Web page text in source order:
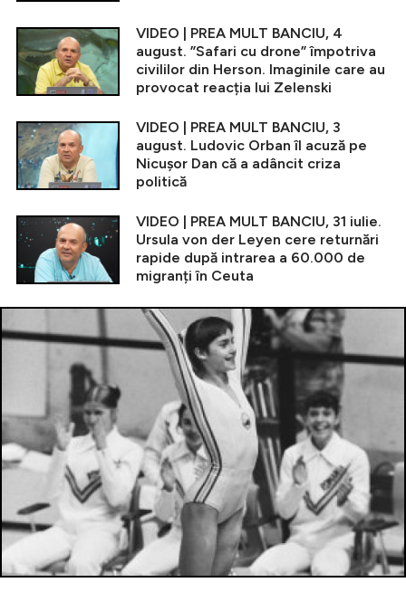
VIDEO | PREA MULT BANCIU, 4
august. ”Safari cu drone” împotriva
civililor din Herson. Imaginile care au
provocat reacția lui Zelenski
VIDEO | PREA MULT BANCIU, 3
august. Ludovic Orban îl acuză pe
Nicușor Dan că a adâncit criza
politică
VIDEO | PREA MULT BANCIU, 31 iulie.
Ursula von der Leyen cere returnări
rapide după intrarea a 60.000 de
migranți în Ceuta